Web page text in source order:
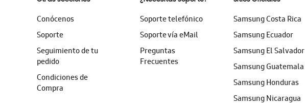
Conócenos
Soporte
Seguimiento de tu
pedido
Condiciones de
Compra
Soporte telefónico
Soporte vía eMail
Preguntas
Frecuentes
Samsung Costa Rica
Samsung Ecuador
Samsung El Salvador
Samsung Guatemala
Samsung Honduras
Samsung Nicaragua